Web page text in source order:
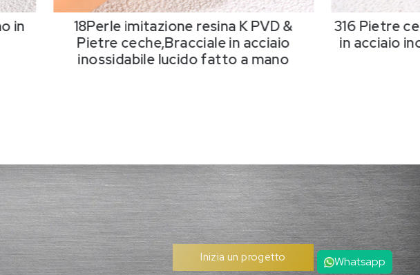
in
18Perle imitazione resina K PVD &
Pietre ceche,Bracciale in acciaio
inossidabile lucido fatto a mano
316 Pietre
in acciaio
Inizia un progetto Whatsapp